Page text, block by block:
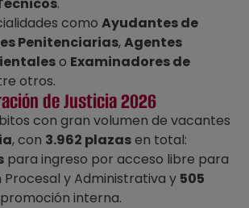
como Ayudantes de
Penitenciarias,Agentes
o Examinadores de
otros.
de Justicia 2026
con gran volumen de vacantes
, con 3.962 plazasen total:
para ingreso por acceso libre para
y Administrativa y 505
interna.